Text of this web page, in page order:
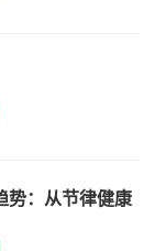
：从节律健康